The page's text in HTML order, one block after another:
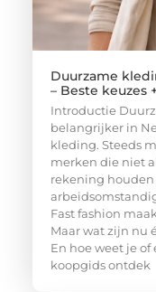
Duurzame
– Beste keuzes
Introductie
belangrijker in
kleding. Steeds
merken die niet
rekening
Fast fashion
Maar wat zijn nu
En hoe weet je
koopgids ontdek